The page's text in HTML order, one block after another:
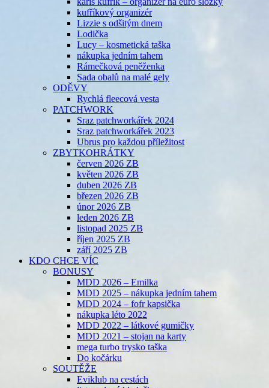
kufříkový organizér
Lizzie s odšitým dnem
Lodička
Lucy – kosmetická taška
nákupka jedním tahem
Rámečková peněženka
Sada obalů na malé gely
ODĚVY
Rychlá fleecová vesta
PATCHWORK
Sraz patchworkářek 2024
Sraz patchworkářek 2023
Ubrus pro každou příležitost
ZBYTKOHRÁTKY
červen 2026 ZB
květen 2026 ZB
duben 2026 ZB
březen 2026 ZB
únor 2026 ZB
leden 2026 ZB
listopad 2025 ZB
říjen 2025 ZB
září 2025 ZB
KDO CHCE VÍC
BONUSY
MDD 2026 – Emilka
MDD 2025 – nákupka jedním tahem
MDD 2024 – fofr kapsička
nákupka léto 2022
MDD 2022 – látkové gumičky
MDD 2021 – stojan na karty
mega turbo trysko taška
Do kočárku
SOUTĚŽE
Eviklub na cestách